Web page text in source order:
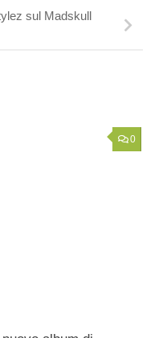
sul Madskull
0